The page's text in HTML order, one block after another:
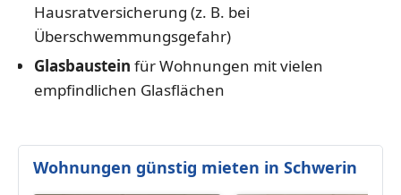
Hausratversicherung (z. B. bei
Überschwemmungsgefahr)
Glasbaustein für Wohnungen mit vielen
empfindlichen Glasflächen
Wohnungen günstig mieten in Schwerin